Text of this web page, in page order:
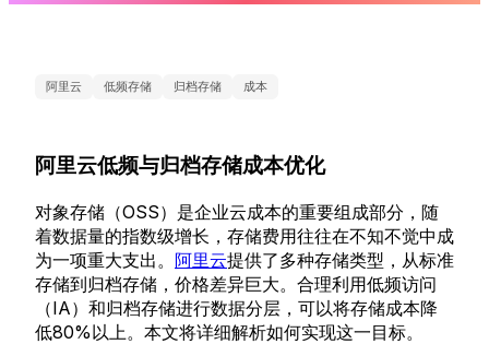
阿里云 低频存储 归档存储 成本
阿里云低频与归档存储成本优化
对象存储（OSS）是企业云成本的重要组成部分，随
着数据量的指数级增长，存储费用往往在不知不觉中成
为一项重大支出。 阿里云提供了多种存储类型，从标准
存储到归档存储，价格差异巨大。合理利用低频访问
（IA）和归档存储进行数据分层，可以将存储成本降
低80%以上。本文将详细解析如何实现这一目标。